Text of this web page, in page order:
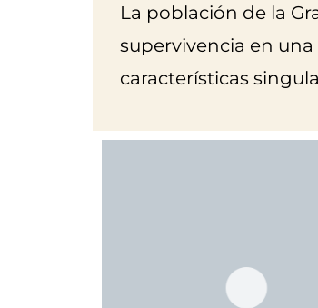
La población de la
supervivencia en
características